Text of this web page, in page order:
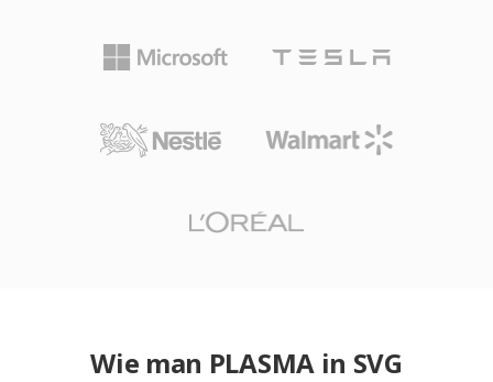
Wie man PLASMA in SVG